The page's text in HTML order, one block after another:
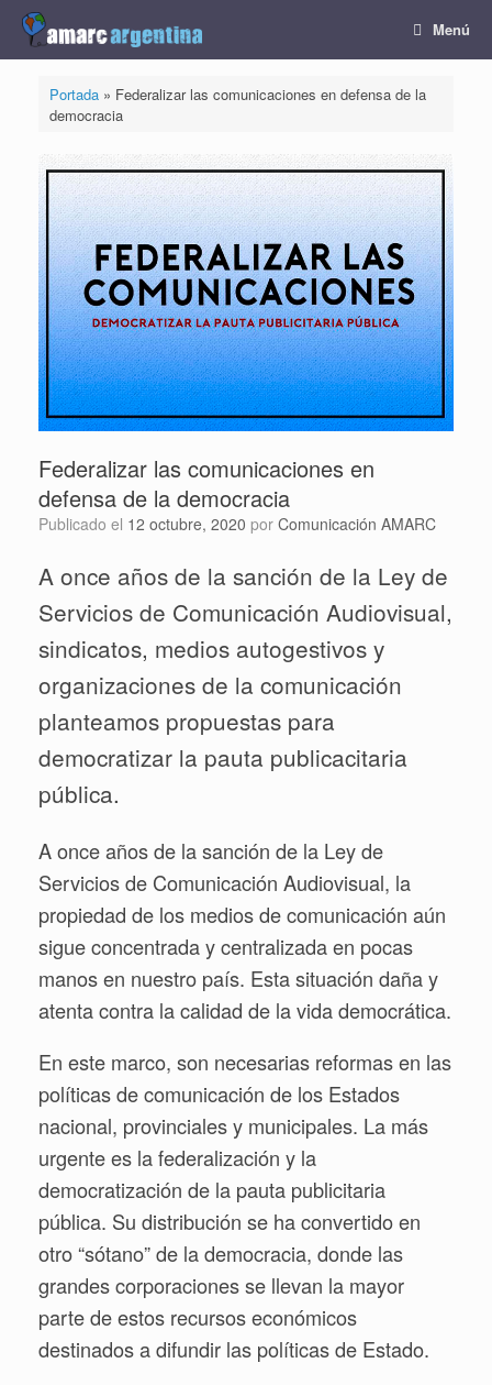
Saltar
contenido
Menú
Portada» Federalizar las comunicaciones en defensa de la
democracia
Federalizar las comunicaciones en
defensa de la democracia
Publicado el 12 octubre, 2020 por Comunicación AMARC
A once años de la sanción de la Ley de
Servicios de Comunicación Audiovisual,
sindicatos, medios autogestivos y
organizaciones de la comunicación
planteamos propuestas para
democratizar la pauta publicacitaria
pública.
A once años de la sanción de la Ley de
Servicios de Comunicación Audiovisual, la
propiedad de los medios de comunicación aún
sigue concentrada y centralizada en pocas
manos en nuestro país. Esta situación daña y
atenta contra la calidad de la vida democrática.
En este marco, son necesarias reformas en las
políticas de comunicación de los Estados
nacional, provinciales y municipales. La más
urgente es la federalización y la
democratización de la pauta publicitaria
pública. Su distribución se ha convertido en
otro “sótano” de la democracia, donde las
grandes corporaciones se llevan la mayor
parte de estos recursos económicos
destinados a difundir las políticas de Estado.